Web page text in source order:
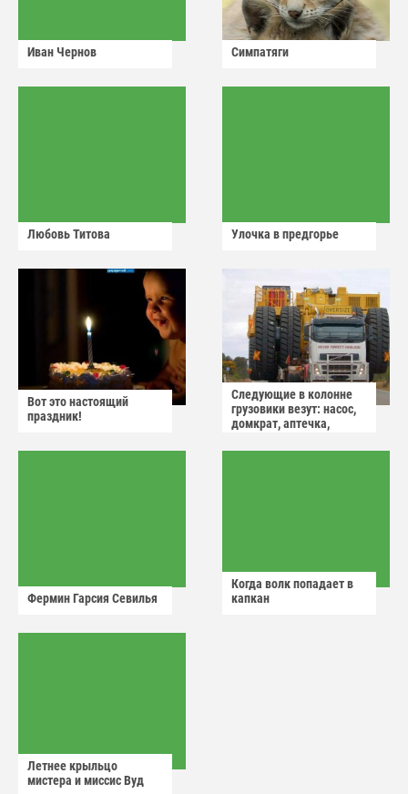
Иван Чернов Симпатяги
Любовь Титова Улочка в предгорье
Вот это настоящий
праздник!
Следующие в колонне
грузовики везут: насос,
домкрат, аптечка,
Фермин Гарсия Севилья
Когда волк попадает в
капкан
Летнее крыльцо
мистера и миссис Вуд